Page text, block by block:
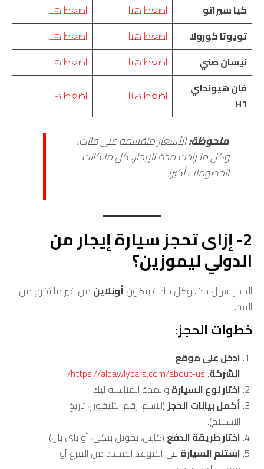
كيا سيراتو
اضغط هنا
اضغط هنا
تويوتا كورولا
اضغط هنا
اضغط هنا
نيسان صني
اضغط هنا
اضغط هنا
فان هيونداي
H1
اضغط هنا اضغط هنا
ملحوظة:الأسعار متقسمة على فئات،
وكل ما زادت مدة الإيجار، كل ما كانت
الخصومات أكبر!
2- إزاى تحجز سيارة إيجار من
الدولي ليموزين؟
الحجز سهل جدًا، وكل حاجة بتكون أونلاين من غير ما تخرج من
البيت:
خطوات الحجز:
ادخل على موقع
الشركة:
https://aldawlycars.com/about-us/
اختار نوع السيارة والمدة المناسبة ليك.
أكمل بيانات الحجز (الاسم، رقم التليفون، تاريخ
الاستلام).
اختار طريقة الدفع (كاش، تحويل بنكي، أو باي بال).
استلم السيارة في الموعد المحدد من الفرع أو